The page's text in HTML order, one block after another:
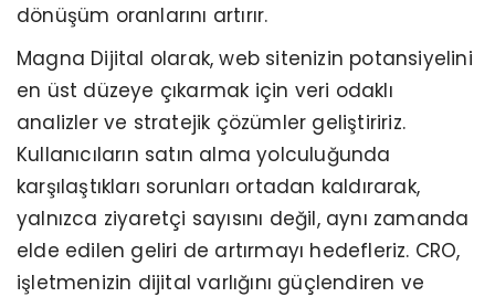
dönüşüm oranlarını artırır.
Magna Dijital olarak, web sitenizin potansiyelini
en üst düzeye çıkarmak için veri odaklı
analizler ve stratejik çözümler geliştiririz.
Kullanıcıların satın alma yolculuğunda
karşılaştıkları sorunları ortadan kaldırarak,
yalnızca ziyaretçi sayısını değil, aynı zamanda
elde edilen geliri de artırmayı hedefleriz. CRO,
işletmenizin dijital varlığını güçlendiren ve